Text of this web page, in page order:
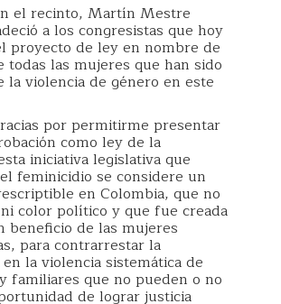
el recinto, Martín Mestre
a los congresistas que hoy
proyecto de ley en nombre de
todas las mujeres que han sido
la violencia de género en este
por permitirme presentar
como ley de la
iniciativa legislativa que
feminicidio se considere un
en Colombia, que no
color político y que fue creada
beneficio de las mujeres
para contrarrestar la
la violencia sistemática de
familiares que no pueden o no
de lograr justicia